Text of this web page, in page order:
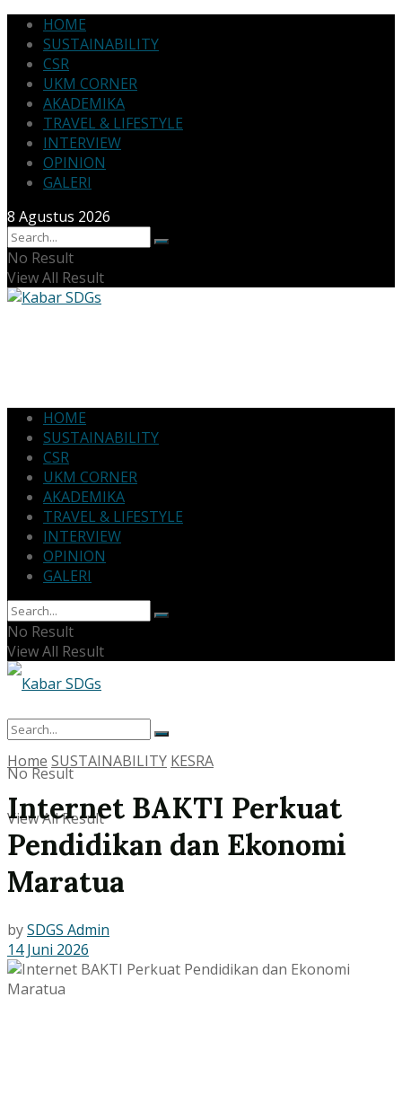
HOME
SUSTAINABILITY
CSR
UKM CORNER
AKADEMIKA
TRAVEL & LIFESTYLE
INTERVIEW
OPINION
GALERI
8 Agustus 2026
No Result
View All Result
HOME
SUSTAINABILITY
CSR
UKM CORNER
AKADEMIKA
TRAVEL & LIFESTYLE
INTERVIEW
OPINION
GALERI
No Result
View All Result
No Result
View All Result
Home SUSTAINABILITY KESRA
Internet BAKTI Perkuat
Pendidikan dan Ekonomi
Maratua
bySDGS Admin
14 Juni 2026